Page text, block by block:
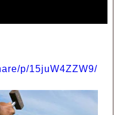
p/15juW4ZZW9/